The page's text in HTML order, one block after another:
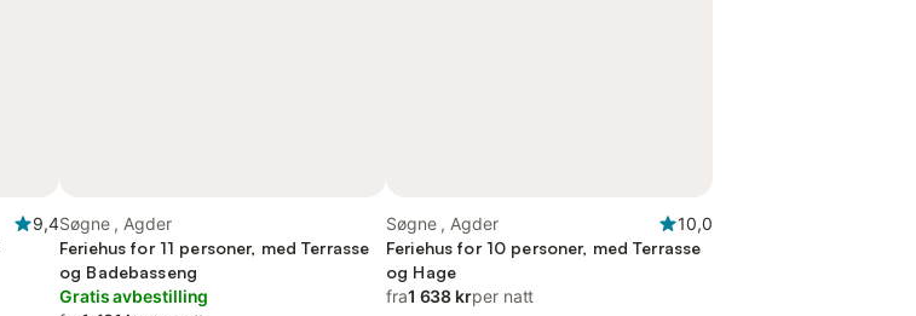
9,4Søgne , Agder
Feriehus for 11 personer, med Terrasse
og Badebasseng
Gratis avbestilling
Søgne , Agder
10,0
Feriehus for 10 personer, med Terrasse
og Hage
fra1 638 krper natt